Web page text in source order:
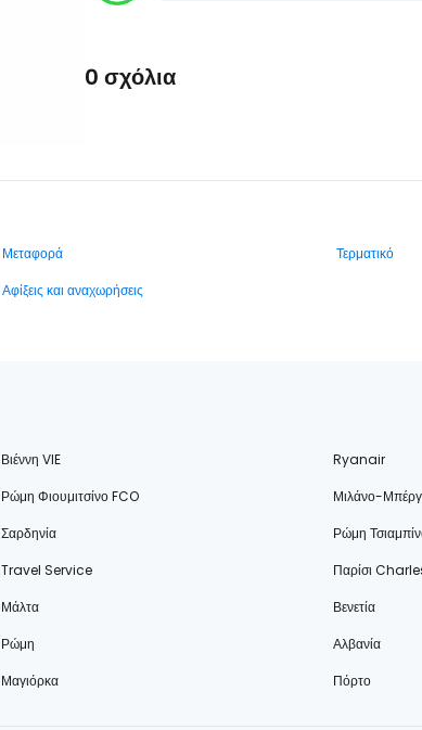
0 σχόλια
Μεταφορά Τερματικό
Αφίξεις και αναχωρήσεις
Βιέννη VIE
Ryanair
Ρώμη Φιουμιτσίνο FCO
Μιλάνο-
Σαρδηνία
Ρώμη
Travel Service
Παρίσι
Μάλτα
Βενετία
Ρώμη
Αλβανία
Μαγιόρκα Πόρτο